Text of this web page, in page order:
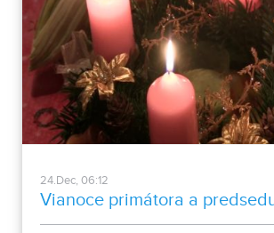
24.Dec, 06:12
Vianoce primátora a